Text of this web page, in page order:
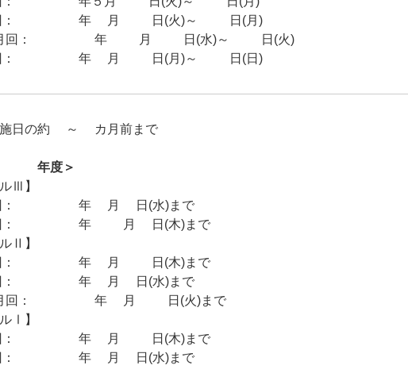
：2026年8月18日(火)～24日(月)
回：2026年11月11日(水)～17日(火)
：2027年2月22日(月)～28日(日)
施日の約3～4カ月前まで
年度＞
Ⅲ】
：2026年5月6日(水)まで
：2026年11月5日(木)まで
Ⅱ】
：2026年2月12日(木)まで
：2026年5月6日(水)まで
回：2026年8月11日(火)まで
Ⅰ】
：2026年2月12日(木)まで
：2026年5月6日(水)まで